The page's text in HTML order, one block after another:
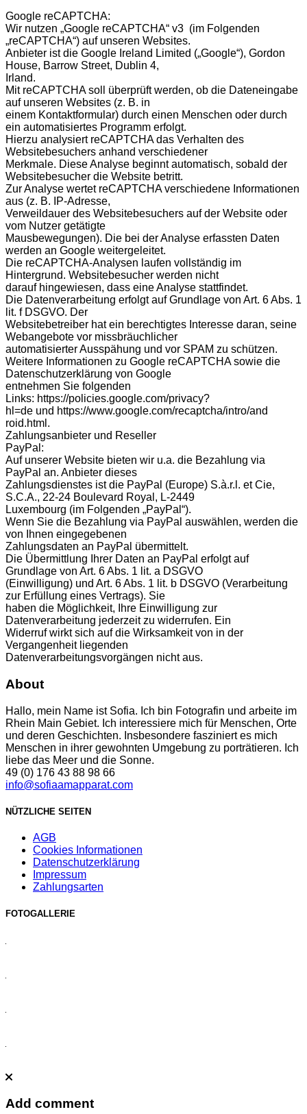
Google reCAPTCHA:
Wir nutzen „Google reCAPTCHA“ v3 (im Folgenden
„reCAPTCHA“) auf unseren Websites.
Anbieter ist die Google Ireland Limited („Google“), Gordon
House, Barrow Street, Dublin 4,
Irland.
Mit reCAPTCHA soll überprüft werden, ob die Dateneingabe
auf unseren Websites (z. B. in
einem Kontaktformular) durch einen Menschen oder durch
ein automatisiertes Programm erfolgt.
Hierzu analysiert reCAPTCHA das Verhalten des
Websitebesuchers anhand verschiedener
Merkmale. Diese Analyse beginnt automatisch, sobald der
Websitebesucher die Website betritt.
Zur Analyse wertet reCAPTCHA verschiedene Informationen
aus (z. B. IP-Adresse,
Verweildauer des Websitebesuchers auf der Website oder
vom Nutzer getätigte
Mausbewegungen). Die bei der Analyse erfassten Daten
werden an Google weitergeleitet.
Die reCAPTCHA-Analysen laufen vollständig im
Hintergrund. Websitebesucher werden nicht
darauf hingewiesen, dass eine Analyse stattfindet.
Die Datenverarbeitung erfolgt auf Grundlage von Art. 6 Abs. 1
lit. f DSGVO. Der
Websitebetreiber hat ein berechtigtes Interesse daran, seine
Webangebote vor missbräuchlicher
automatisierter Ausspähung und vor SPAM zu schützen.
Weitere Informationen zu Google reCAPTCHA sowie die
Datenschutzerklärung von Google
entnehmen Sie folgenden
Links: https://policies.google.com/privacy?
hl=de und https://www.google.com/recaptcha/intro/and
roid.html.
Zahlungsanbieter und Reseller
PayPal:
Auf unserer Website bieten wir u.a. die Bezahlung via
PayPal an. Anbieter dieses
Zahlungsdienstes ist die PayPal (Europe) S.à.r.l. et Cie,
S.C.A., 22-24 Boulevard Royal, L-2449
Luxembourg (im Folgenden „PayPal“).
Wenn Sie die Bezahlung via PayPal auswählen, werden die
von Ihnen eingegebenen
Zahlungsdaten an PayPal übermittelt.
Die Übermittlung Ihrer Daten an PayPal erfolgt auf
Grundlage von Art. 6 Abs. 1 lit. a DSGVO
(Einwilligung) und Art. 6 Abs. 1 lit. b DSGVO (Verarbeitung
zur Erfüllung eines Vertrags). Sie
haben die Möglichkeit, Ihre Einwilligung zur
Datenverarbeitung jederzeit zu widerrufen. Ein
Widerruf wirkt sich auf die Wirksamkeit von in der
Vergangenheit liegenden
Datenverarbeitungsvorgängen nicht aus.
About
Hallo, mein Name ist Sofia. Ich bin Fotografin und arbeite im
Rhein Main Gebiet. Ich interessiere mich für Menschen, Orte
und deren Geschichten. Insbesondere fasziniert es mich
Menschen in ihrer gewohnten Umgebung zu porträtieren. Ich
liebe das Meer und die Sonne.
49 (0) 176 43 88 98 66
info@sofiaamapparat.com
NÜTZLICHE SEITEN
AGB
Cookies Informationen
Datenschutzerklärung
Impressum
Zahlungsarten
FOTOGALLERIE
Add comment